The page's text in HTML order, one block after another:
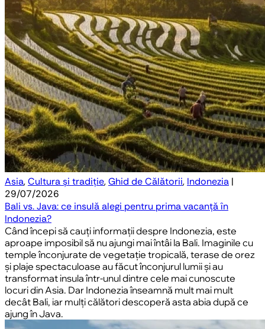
Asia,Cultura și tradiție,Ghid de Călătorii, Indonezia |
29/07/2026
Bali vs. Java: ce insulă alegi pentru prima vacanță în
Indonezia?
Când începi să cauți informații despre Indonezia, este
aproape imposibil să nu ajungi mai întâi la Bali. Imaginile cu
temple înconjurate de vegetație tropicală, terase de orez
și plaje spectaculoase au făcut înconjurul lumii și au
transformat insula într-unul dintre cele mai cunoscute
locuri din Asia. Dar Indonezia înseamnă mult mai mult
decât Bali, iar mulți călători descoperă asta abia după ce
ajung în Java.